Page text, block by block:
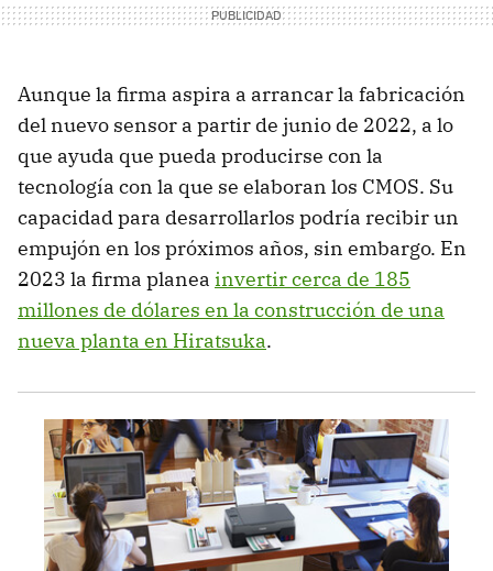
Aunque la firma aspira a arrancar la fabricación
del nuevo sensor a partir de junio de 2022, a lo
que ayuda que pueda producirse con la
tecnología con la que se elaboran los CMOS. Su
capacidad para desarrollarlos podría recibir un
empujón en los próximos años, sin embargo. En
2023 la firma planea invertir cerca de 185
millones de dólares en la construcción de una
nueva planta en Hiratsuka.